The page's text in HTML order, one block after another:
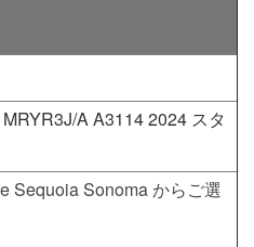
A A3114 2024 スタ
Sequoia Sonoma からご選